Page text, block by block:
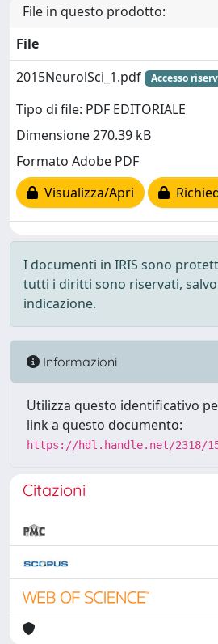
File in questo prodotto:
File
2015NeurolSci_1.pdf
Accesso
Tipo di file: PDF EDITORIALE
Dimensione 270.39 kB
Formato Adobe PDF
Visualizza/Apri
I documenti in IRIS sono
tutti i diritti sono riservati,
indicazione.
Informazioni
Utilizza questo identificativo
link a questo documento:
https://hdl.handle.net/2318/
Citazioni